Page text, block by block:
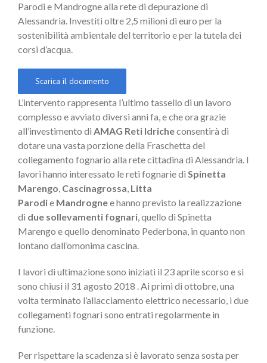
Parodi e Mandrogne alla rete di depurazione di
Alessandria. Investiti oltre 2,5 milioni di euro per la
sostenibilità ambientale del territorio e per la tutela dei
corsi d’acqua.
Scarica il documento
L’intervento rappresenta l’ultimo tassello di un lavoro
complesso e avviato diversi anni fa, e che ora grazie
all’investimento di AMAG Reti Idricheconsentirà di
dotare una vasta porzione della Fraschetta del
collegamento fognario alla rete cittadina di Alessandria. I
lavori hanno interessato le reti fognarie di Spinetta
Marengo, Cascinagrossa, Litta
Parodie Mandrognee hanno previsto la realizzazione
di due sollevamenti fognari, quello di Spinetta
Marengo e quello denominato Pederbona, in quanto non
lontano dall’omonima cascina.
I lavori di ultimazione sono iniziati il 23 aprile scorso e si
sono chiusi il 31 agosto 2018 . Ai primi di ottobre, una
volta terminato l’allacciamento elettrico necessario, i due
collegamenti fognari sono entrati regolarmente in
funzione.
Per rispettare la scadenza si è lavorato senza sosta per